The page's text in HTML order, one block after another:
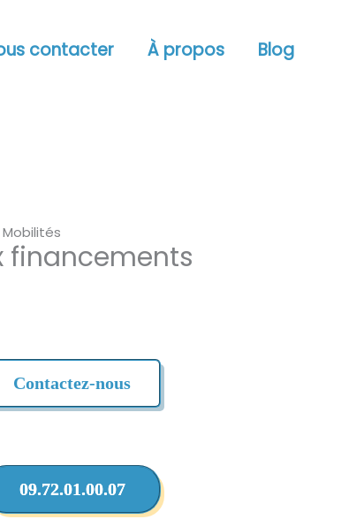
contacter À propos Blog
financements
Contactez-nous
09.72.01.00.07